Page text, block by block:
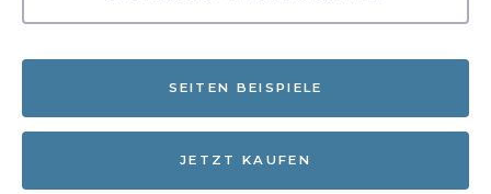
SEITEN BEISPIELE
JETZT KAUFEN